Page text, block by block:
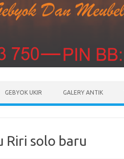
GEBYOK UKIR GALERY ANTIK
Riri solo baru